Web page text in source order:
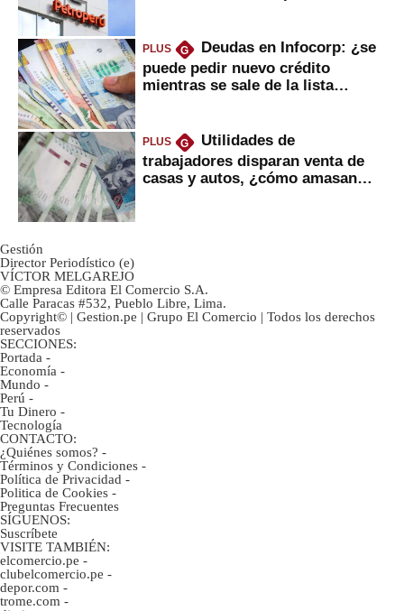
PLUS G
Deudas en Infocorp: ¿se
puede pedir nuevo crédito
mientras se sale de la lista
PLUS G
Utilidades de
trabajadores disparan venta de
casas y autos, ¿cómo amasan
Gestión
Director Periodístico (e)
VÍCTOR MELGAREJO
© Empresa Editora El Comercio S.A.
Calle Paracas #532, Pueblo Libre, Lima.
Copyright© | Gestion.pe | Grupo El Comercio | Todos los derechos
reservados
SECCIONES:
Portada -
Economía -
Mundo -
Perú -
Tu Dinero -
Tecnología
CONTACTO:
¿Quiénes somos? -
Términos y Condiciones -
Política de Privacidad -
Politica de Cookies -
Preguntas Frecuentes
SÍGUENOS:
Suscríbete
VISITE TAMBIÉN:
elcomercio.pe -
clubelcomercio.pe -
depor.com -
trome.com -